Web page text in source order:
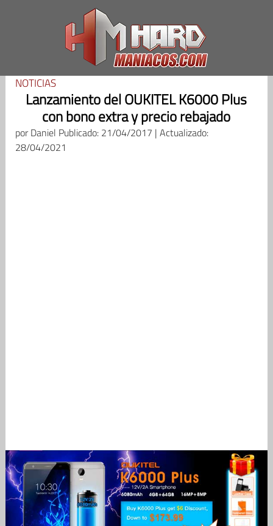
NOTICIAS
Lanzamiento del OUKITEL K6000 Plus
con bono extra y precio rebajado
porDaniel Publicado: 21/04/2017 | Actualizado:
28/04/2021